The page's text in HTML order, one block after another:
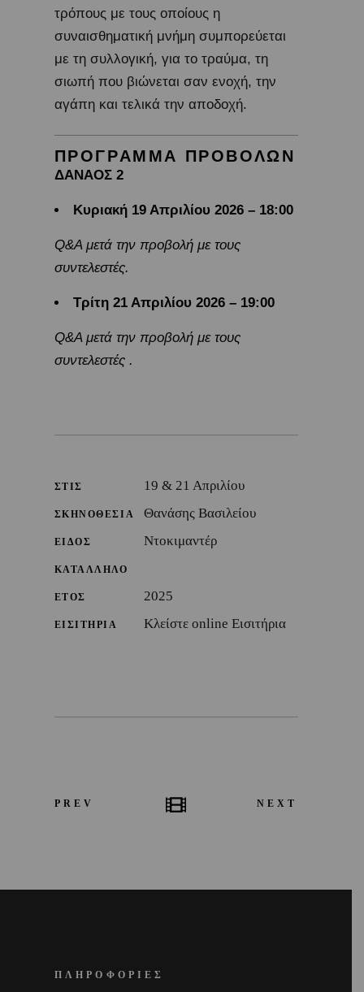
τρόπους με τους οποίους η
συναισθηματική μνήμη συμπορεύεται
με τη συλλογική, για το τραύμα, τη
σιωπή που βιώνεται σαν ενοχή, την
αγάπη και τελικά την αποδοχή.
ΠΡΟΓΡΑΜΜΑ ΠΡΟΒΟΛΩΝ
ΔΑΝΑΟΣ 2
Κυριακή 19 Απριλίου 2026 – 18:00
Q&A μετά την προβολή με τους
συντελεστές.
Τρίτη 21 Απριλίου 2026 – 19:00
Q&A μετά την προβολή με τους
συντελεστές .
ΣΤΙΣ 19 & 21 Απριλίου
ΣΚΗΝΟΘΕΣΙΑ Θανάσης Βασιλείου
ΕΙΔΟΣ Ντοκιμαντέρ
ΚΑΤΑΛΛΗΛΟ
ΕΤΟΣ 2025
ΕΙΣΙΤΗΡΙΑ Κλείστε online Εισιτήρια
PREV NEXT
ΠΛΗΡΟΦΟΡΙΕΣ